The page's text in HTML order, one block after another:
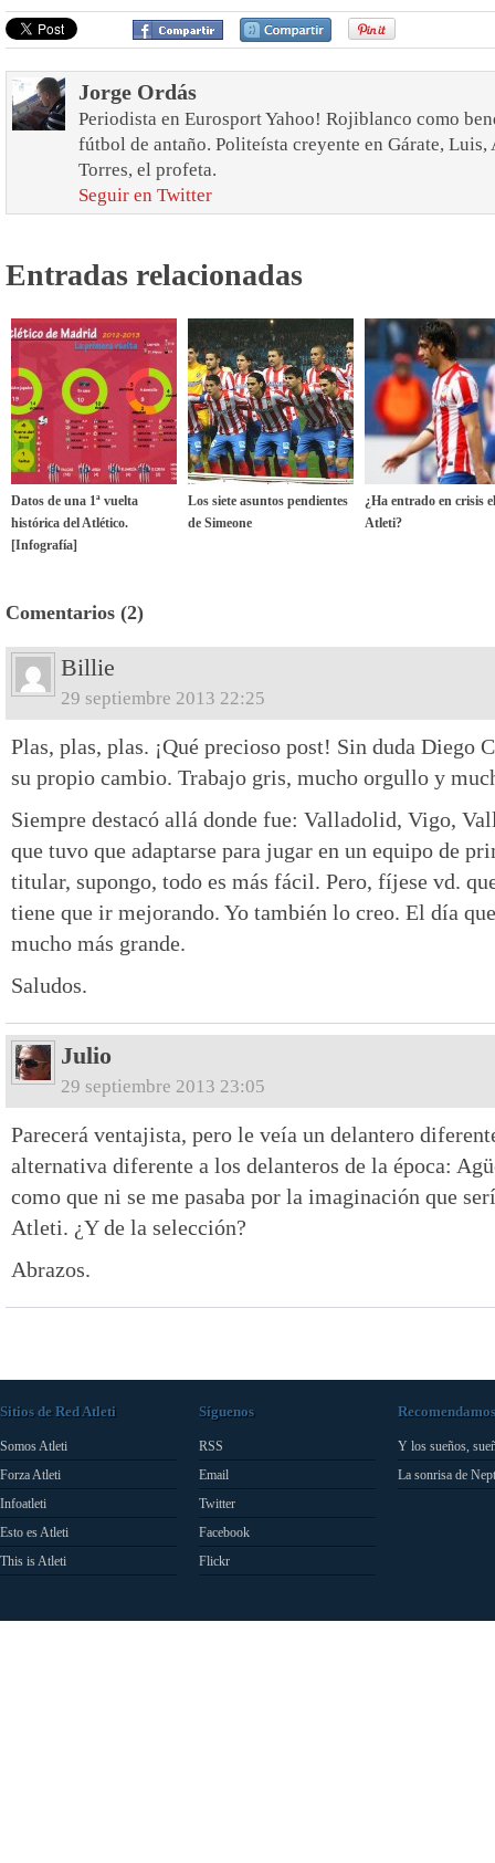
Jorge Ordás
Periodista en Eurosport Yahoo! Rojiblanco como
fútbol de antaño. Politeísta creyente en Gárate,
Torres, el profeta.
Seguir en Twitter
Entradas relacionadas
Datos de una 1ª vuelta
histórica del Atlético.
[Infografía]
Los siete asuntos pendientes
de Simeone
¿Ha entrado en crisis el
Atleti?
Comentarios (2)
Billie
29 septiembre 2013 22:25
Plas, plas, plas. ¡Qué precioso post! Sin duda Diego
su propio cambio. Trabajo gris, mucho orgullo y
Siempre destacó allá donde fue: Valladolid, Vigo,
que tuvo que adaptarse para jugar en un equipo de
titular, supongo, todo es más fácil. Pero, fíjese vd.
tiene que ir mejorando. Yo también lo creo. El día
mucho más grande.
Saludos.
Julio
29 septiembre 2013 23:05
Parecerá ventajista, pero le veía un delantero
alternativa diferente a los delanteros de la época:
como que ni se me pasaba por la imaginación que
Atleti. ¿Y de la selección?
Abrazos.
Sitios de Red Atleti
Somos Atleti
Forza Atleti
Infoatleti
Esto es Atleti
This is Atleti
Síguenos
RSS
Email
Twitter
Facebook
Flickr
Recomendamos
Y los sueños,
La sonrisa de